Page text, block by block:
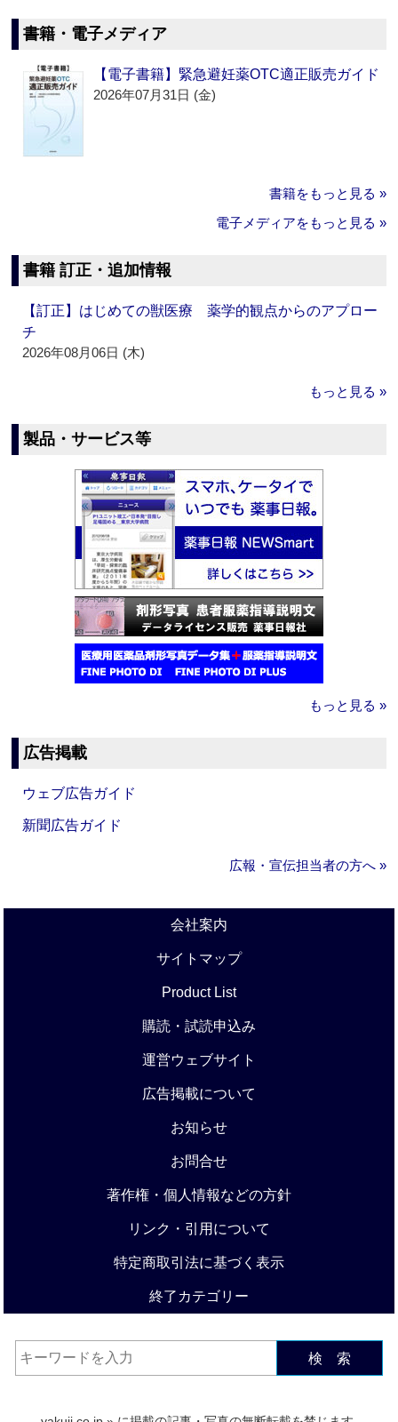
書籍・電子メディア
【電子書籍】緊急避妊薬OTC適正販売ガイド
2026年07月31日 (金)
書籍をもっと見る »
電子メディアをもっと見る »
書籍 訂正・追加情報
【訂正】はじめての獣医療 薬学的観点からのアプロー
チ
2026年08月06日 (木)
もっと見る »
製品・サービス等
もっと見る »
広告掲載
ウェブ広告ガイド
新聞広告ガイド
広報・宣伝担当者の方へ »
会社案内
サイトマップ
Product List
購読・試読申込み
運営ウェブサイト
広告掲載について
お知らせ
お問合せ
著作権・個人情報などの方針
リンク・引用について
特定商取引法に基づく表示
終了カテゴリー
検 索